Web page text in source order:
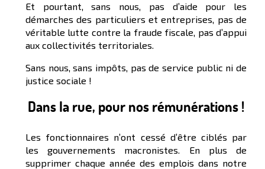
Et pourtant, sans nous, pas d’aide pour les
démarches des particuliers et entreprises, pas de
véritable lutte contre la fraude fiscale, pas d’appui
aux collectivités territoriales.
Sans nous, sans impôts, pas de service public ni de
justice sociale !
Dans la rue, pour nos rémunérations !
Les fonctionnaires n’ont cessé d’être ciblés par
les gouvernements macronistes. En plus de
supprimer chaque année des emplois dans notre